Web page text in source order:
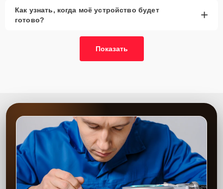
Как узнать, когда моё устройство будет
готово?
+
Показать